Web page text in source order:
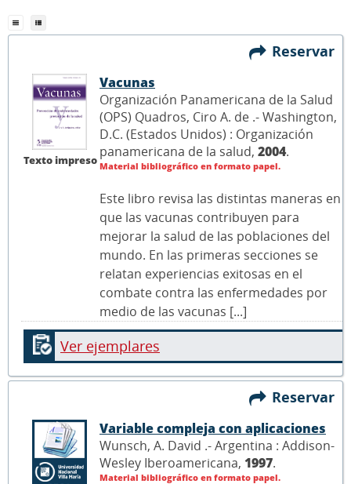
Reservar
Texto impreso
Vacunas
Organización Panamericana de la Salud
(OPS) Quadros, Ciro A. de .- Washington,
D.C. (Estados Unidos) : Organización
panamericana de la salud, 2004.
Material bibliográfico en formato papel.
Este libro revisa las distintas maneras en
que las vacunas contribuyen para
mejorar la salud de las poblaciones del
mundo. En las primeras secciones se
relatan experiencias exitosas en el
combate contra las enfermedades por
medio de las vacunas [...]
Ver ejemplares
Reservar
Variable compleja con aplicaciones
Wunsch, A. David .- Argentina : Addison-
Wesley Iberoamericana, 1997.
Material bibliográfico en formato papel.